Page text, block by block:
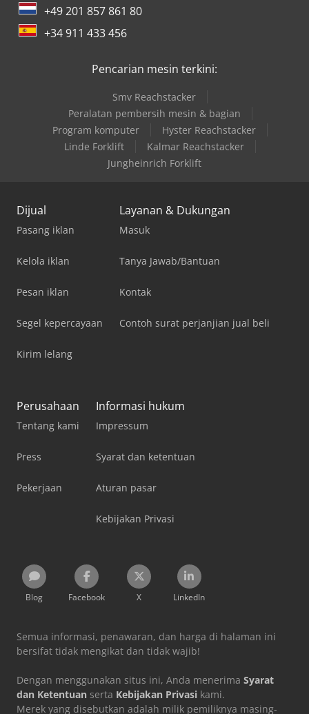
+49 201 857 861 80
+34 911 433 456
Pencarian mesin terkini:
Smv Reachstacker
Peralatan pembersih mesin & bagian
Program komputer
Hyster Reachstacker
Linde Forklift
Kalmar Reachstacker
Jungheinrich Forklift
Dijual
Pasang iklan
Kelola iklan
Pesan iklan
Segel kepercayaan
Kirim lelang
Layanan & Dukungan
Masuk
Tanya Jawab/Bantuan
Kontak
Contoh surat perjanjian jual beli
Perusahaan
Tentang kami
Press
Pekerjaan
Informasi hukum
Impressum
Syarat dan ketentuan
Aturan pasar
Kebijakan Privasi
Blog Facebook X LinkedIn
Semua informasi, penawaran, dan harga di halaman ini
bersifat tidak mengikat dan tidak wajib!
Dengan menggunakan situs ini, Anda menerima Syarat
dan Ketentuan serta Kebijakan Privasi kami.
Merek yang disebutkan adalah milik pemiliknya masing-